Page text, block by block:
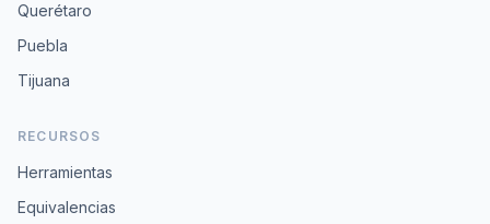
Querétaro
Puebla
Tijuana
RECURSOS
Herramientas
Equivalencias